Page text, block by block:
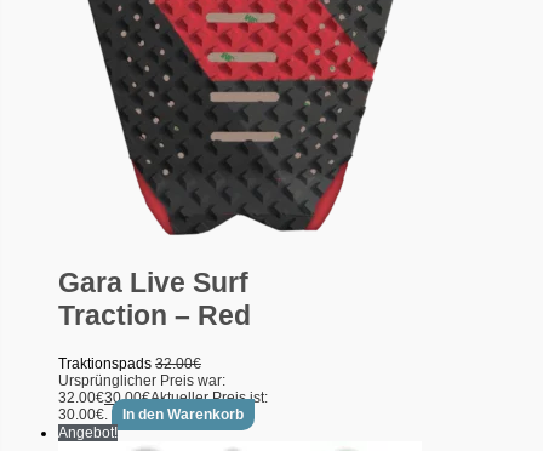
Gara Live Surf
Traction – Red
Traktionspads 32.00€
Ursprünglicher Preis war:
32.00€30.00€Aktueller Preis ist:
30.00€.
In den Warenkorb
Angebot!